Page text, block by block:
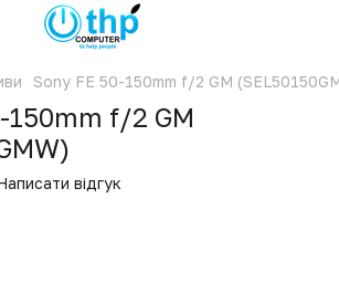
Sony FE 50-150mm f/2 GM
150mm f/2 GM
відгук